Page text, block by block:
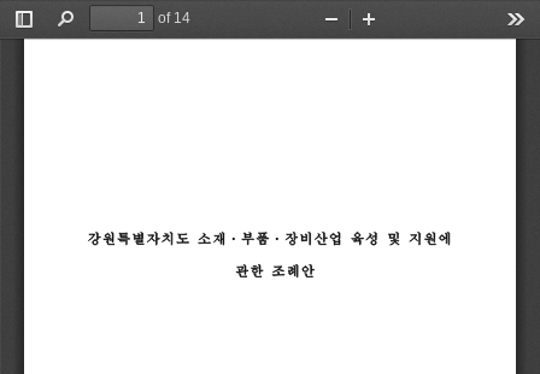
Toggle
Find
of 14
Zoom
강원특별자치도 소재 ᆞ 부품 ᆞ 장비 산업 육성 및 지원에
관한 조례안